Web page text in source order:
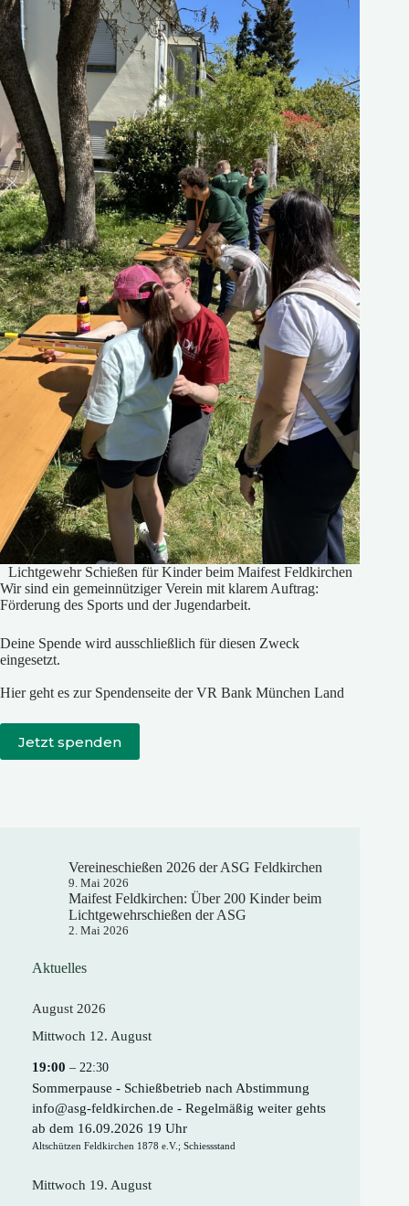
Lichtgewehr Schießen für Kinder beim Maifest Feldkirchen
Wir sind ein gemeinnütziger Verein mit klarem Auftrag:
Förderung des Sports und der Jugendarbeit.
Deine Spende wird ausschließlich für diesen Zweck
eingesetzt.
Hier geht es zur Spendenseite der VR Bank München Land
Jetzt spenden
Vereineschießen 2026 der ASG Feldkirchen
9. Mai 2026
Maifest Feldkirchen: Über 200 Kinder beim
Lichtgewehrschießen der ASG
2. Mai 2026
Aktuelles
August 2026
Mittwoch 12. August
19:00 – 22:30
Sommerpause - Schießbetrieb nach Abstimmung
info@asg-feldkirchen.de - Regelmäßig weiter gehts
ab dem 16.09.2026 19 Uhr
Altschützen Feldkirchen 1878 e.V.; Schiessstand
Mittwoch 19. August